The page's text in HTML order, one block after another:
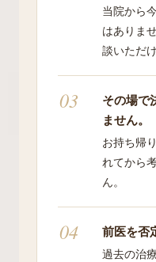
当院から
はありま
談いただ
その場で
ません。
お持ち帰
れてから
ん。
前医を否
過去の治